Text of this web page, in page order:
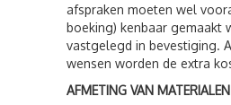
afspraken moeten wel
boeking) kenbaar gemaakt
vastgelegd in bevestiging.
wensen worden de extra
AFMETING VAN